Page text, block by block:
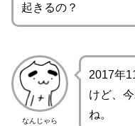
起きるの？
なんじゃら
2017年
けど、
ね。